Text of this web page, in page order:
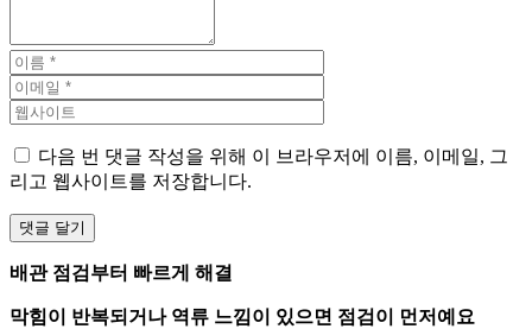
다음 번 댓글 작성을 위해 이 브라우저에 이름, 이메일, 그
리고 웹사이트를 저장합니다.
배관 점검부터 빠르게 해결
막힘이 반복되거나 역류 느낌이 있으면 점검이 먼저예요